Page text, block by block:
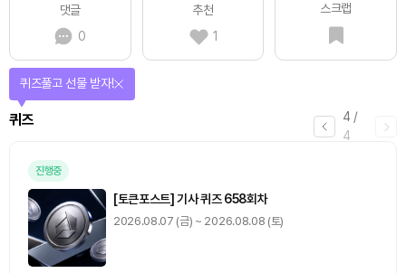
댓글
0
추천
1
스크랩
4 /
4
퀴즈
퀴즈풀고 선물 받자!
진행중
[토큰포스트] 기사 퀴즈 658회차
2026.08.07 (금) ~ 2026.08.08 (토)